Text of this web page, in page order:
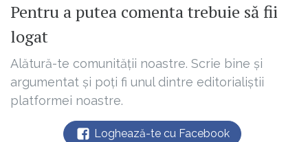
Pentru a putea comenta trebuie să fii
logat
Alătură-te comunității noastre. Scrie bine și
argumentat și poți fi unul dintre editorialiștii
platformei noastre.
Loghează-te cu Facebook